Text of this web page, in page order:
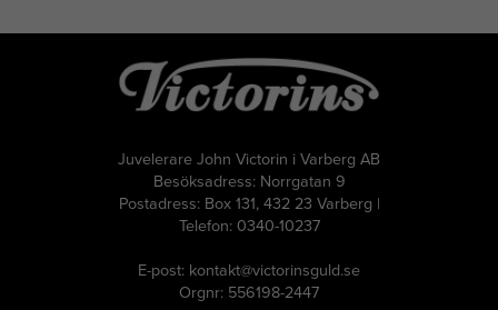
Juvelerare John Victorin i Varberg AB
Besöksadress: Norrgatan 9
Postadress: Box 131, 432 23 Varberg |
Telefon: 0340-10237
E-post: kontakt@victorinsguld.se
Orgnr: 556198-2447